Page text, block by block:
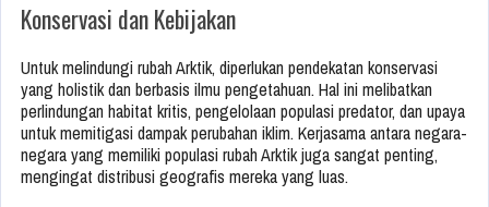
Konservasi dan Kebijakan
Untuk melindungi rubah Arktik, diperlukan pendekatan konservasi
yang holistik dan berbasis ilmu pengetahuan. Hal ini melibatkan
perlindungan habitat kritis, pengelolaan populasi predator, dan upaya
untuk memitigasi dampak perubahan iklim. Kerjasama antara negara-
negara yang memiliki populasi rubah Arktik juga sangat penting,
mengingat distribusi geografis mereka yang luas.